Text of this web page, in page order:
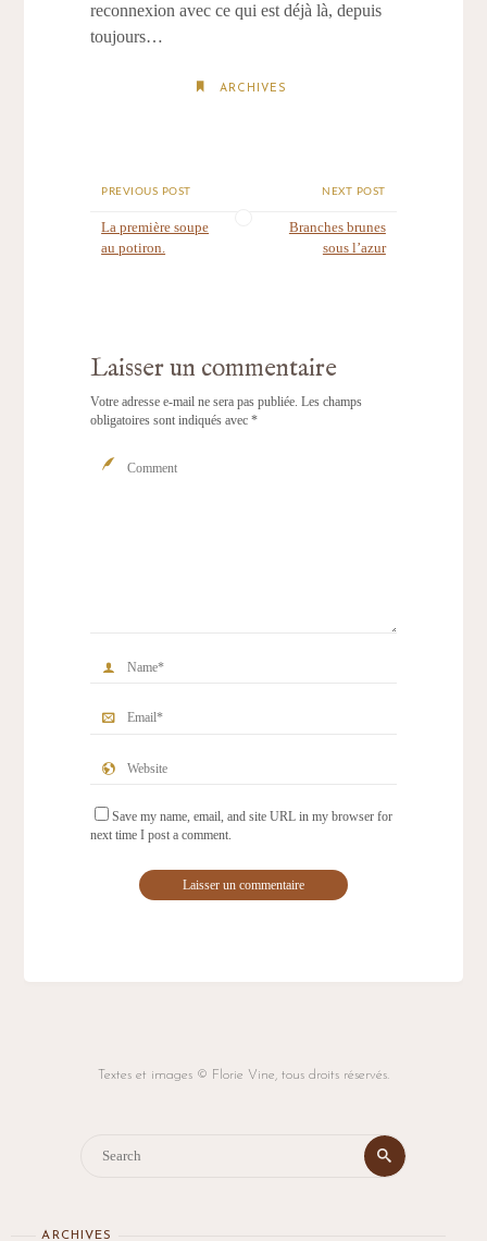
reconnexion avec ce qui est déjà là, depuis
toujours…
ARCHIVES
PREVIOUS POST
La première soupe
au potiron.
NEXT POST
Branches brunes
sous l’azur
Laisser un commentaire
Votre adresse e-mail ne sera pas publiée.
Les champs
obligatoires sont indiqués avec *
Save my name, email, and site URL in my browser for
next time I post a comment.
Textes et images © Florie Vine, tous droits réservés.
ARCHIVES